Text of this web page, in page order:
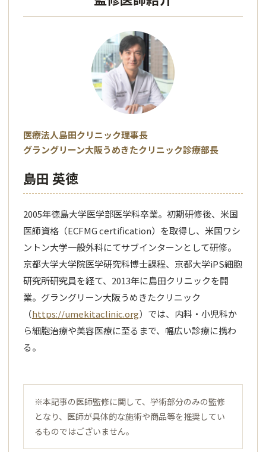
医療法人島田クリニック理事長
グラングリーン大阪うめきたクリニック診療部長
島田 英徳
2005年徳島大学医学部医学科卒業。初期研修後、米国
医師資格（ECFMG certification）を取得し、米国ワシ
ントン大学一般外科にてサブインターンとして研修。
京都大学大学院医学研究科博士課程、京都大学iPS細胞
研究所研究員を経て、2013年に島田クリニックを開
業。グラングリーン大阪うめきたクリニック
（https://umekitaclinic.org）では、内料・小児科か
ら細胞治療や美容医療に至るまで、幅広い診療に携わ
る。
※本記事の医師監修に関して、学術部分のみの監修
となり、医師が具体的な施術や商品等を推奨してい
るものではございません。